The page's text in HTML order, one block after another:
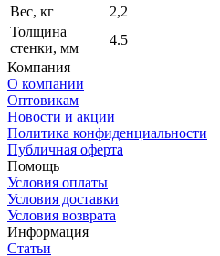
Вес, кг
2,2
Толщина
стенки, мм
4.5
Компания
О компании
Оптовикам
Новости и акции
Политика конфиденциальности
Публичная оферта
Помощь
Условия оплаты
Условия доставки
Условия возврата
Информация
Статьи